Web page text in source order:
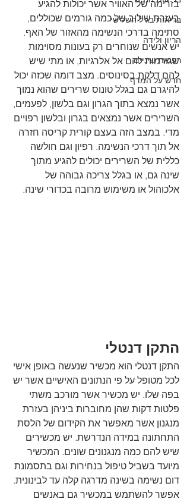
בריאות בגיל השלישי
הריון ולידה
רפואת שיניים
חדש על המדף
בזרימה של האוויר אשר יכולות להגיע
בעזרת שילוב של כמה גורמים שכוללים,
סתימה בדרכי הנשימה מהאזור של האף.
יש אנשים שנוחרים רק בעונות מסוימות
שגורמות להם אל אלרגיות, או מתי שיש
להם דלקת בסינוסים. מצב דומה שכזה יכול
להיגרם גם בגלל טונוס שרירים שהוא נמוך
אשר נמצא בתוך הגרון וגם בלשון, לפעמים,
השרירים אשר נמצאים בגרון ובלשון רפויים
מדי. במצב הזה בעצם קורית קריסה חזרה
אל תוך דרכי הנשימה. רפיון וגם חולשה
כללית של השרירים יכולים להגיע מתוך
שינה גם, או בגלל צריכה גבוהה של
אלכוהול או משימוש מרובה בכדורי שינה.
התקן דנטלי
התקן דנטלי הוא מכשיר שנעשה באופן אישי
לכל מטופל על פי הנתונים האישיים אשר יש
בפה שלו. יש מכשיר אשר מורכב משתי
פלטות דקות שהן מחוברות ביניהן בעזרת
מנגנון אשר מאפשר את הקידום של הלסת
התחתונה במידה הנדרשת. יש מכשירים
שיש להם כמה מנגנונים שונים. המכשיר
מיועד בשביל טיפול בנחירות וגם בתסמונת
דום נשימה בשינה מדרגה קלה עד לבינונית.
אפשר להשתמש במכשיר גם באנשים